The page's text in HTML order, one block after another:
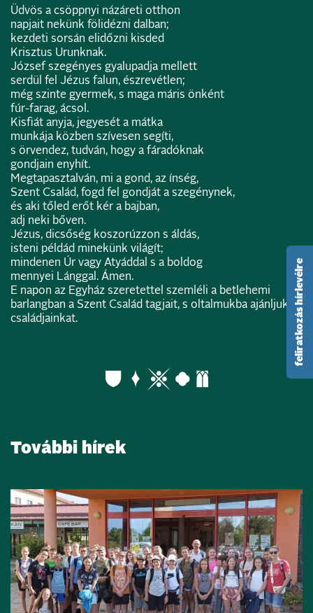
Üdvös a csöppnyi názáreti otthon
napjait nekünk fölidézni dalban;
kezdeti sorsán elidőzni kisded
Krisztus Urunknak.
József szegényes gyalupadja mellett
serdül fel Jézus falun, észrevétlen;
még szinte gyermek, s maga máris önként
fúr-farag, ácsol.
Kisfiát anyja, jegyesét a mátka
munkája közben szívesen segíti,
s örvendez, tudván, hogy a fáradóknak
gondjain enyhít.
Megtapasztalván, mi a gond, az ínség,
Szent Család, fogd fel gondját a szegénynek,
és aki tőled erőt kér a bajban,
adj neki bőven.
Jézus, dicsőség koszorúzzon s áldás,
isteni példád minekünk világít;
mindenen Úr vagy Atyáddal s a boldog
mennyei Lánggal. Ámen.
E napon az Egyház szeretettel szemléli a betlehemi
barlangban a Szent Család tagjait, s oltalmukba ajánljuk
családjainkat.
További hírek
feliratkozás hírlevélre